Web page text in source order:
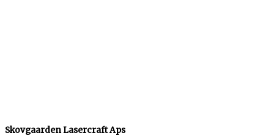
Skovgaarden Lasercraft Aps